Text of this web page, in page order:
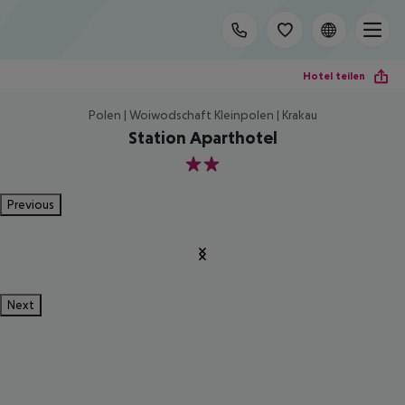
Hotel teilen
Polen | Woiwodschaft Kleinpolen | Krakau
Station Aparthotel
2
Previous
Next